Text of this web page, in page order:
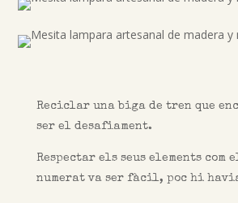
Reciclar una biga de tren que
ser el desafiament.
Respectar els seus elements com
numerat va ser fàcil, poc hi